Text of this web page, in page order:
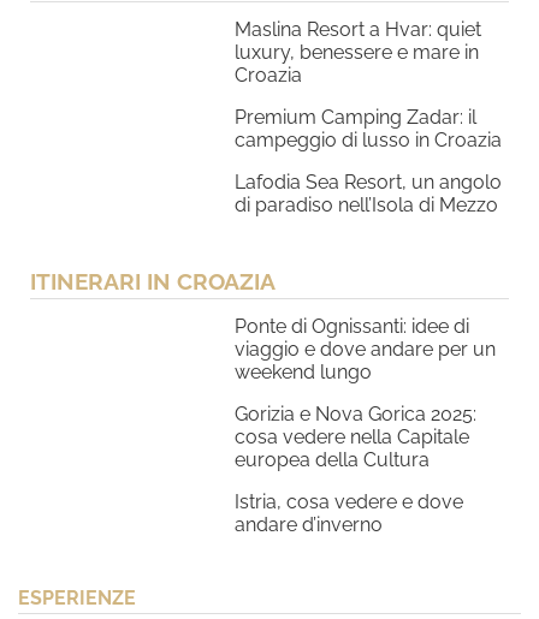
Maslina Resort a Hvar: quiet
luxury, benessere e mare in
Croazia
Premium Camping Zadar: il
campeggio di lusso in Croazia
Lafodia Sea Resort, un angolo
di paradiso nell’Isola di Mezzo
ITINERARI IN CROAZIA
Ponte di Ognissanti: idee di
viaggio e dove andare per un
weekend lungo
Gorizia e Nova Gorica 2025:
cosa vedere nella Capitale
europea della Cultura
Istria, cosa vedere e dove
andare d’inverno
ESPERIENZE